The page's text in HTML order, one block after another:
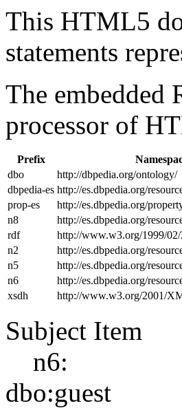
This HTML5
statements
The embedded
processor of
Prefix
dbo
http://dbpedia.org/ontology/
dbpedia-es http://es.dbpedia.org/
prop-es
http://es.dbpedia.org/
n8
http://es.dbpedia.org/
rdf
http://www.w3.org/1999/
n2
http://es.dbpedia.org/
n5
http://es.dbpedia.org/
n6
http://es.dbpedia.org/
xsdh
http://www.w3.org/2001/
Subject Item
n6:
dbo:guest